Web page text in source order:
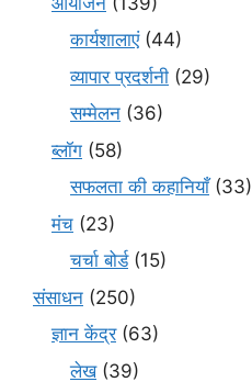
कार्यशालाएं(44)
व्यापार प्रदर्शनी (29)
सम्मेलन (36)
ब्लॉग (58)
सफलता की कहानियाँ(33)
मंच (23)
चर्चा बोर्ड(15)
संसाधन (250)
ज्ञान केंद्र(63)
लेख(39)